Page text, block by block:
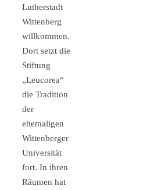
Lutherstadt
Wittenberg
willkommen.
Dort setzt die
Stiftung
„Leucorea“
die Tradition
der
ehemaligen
Wittenberger
Universität
fort. In ihren
Räumen hat